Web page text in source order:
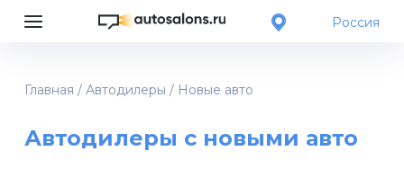
Главная / Автодилеры / Новые авто
Россия
Автодилеры с новыми авто